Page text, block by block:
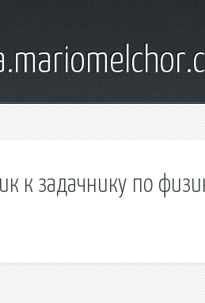
к задачнику по